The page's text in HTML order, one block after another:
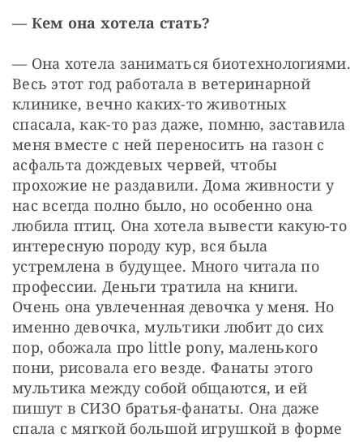
— Кем она хотела стать?
— Она хотела заниматься биотехнологиями.
Весь этот год работала в ветеринарной
клинике, вечно каких-то животных
спасала, как-то раз даже, помню, заставила
меня вместе с ней переносить на газон с
асфальта дождевых червей, чтобы
прохожие не раздавили. Дома живности у
нас всегда полно было, но особенно она
любила птиц. Она хотела вывести какую-то
интересную породу кур, вся была
устремлена в будущее. Много читала по
профессии. Деньги тратила на книги.
Очень она увлеченная девочка у меня. Но
именно девочка, мультики любит до сих
пор, обожала про little pony, маленького
пони, рисовала его везде. Фанаты этого
мультика между собой общаются, и ей
пишут в СИЗО братья-фанаты. Она даже
спала с мягкой большой игрушкой в форме